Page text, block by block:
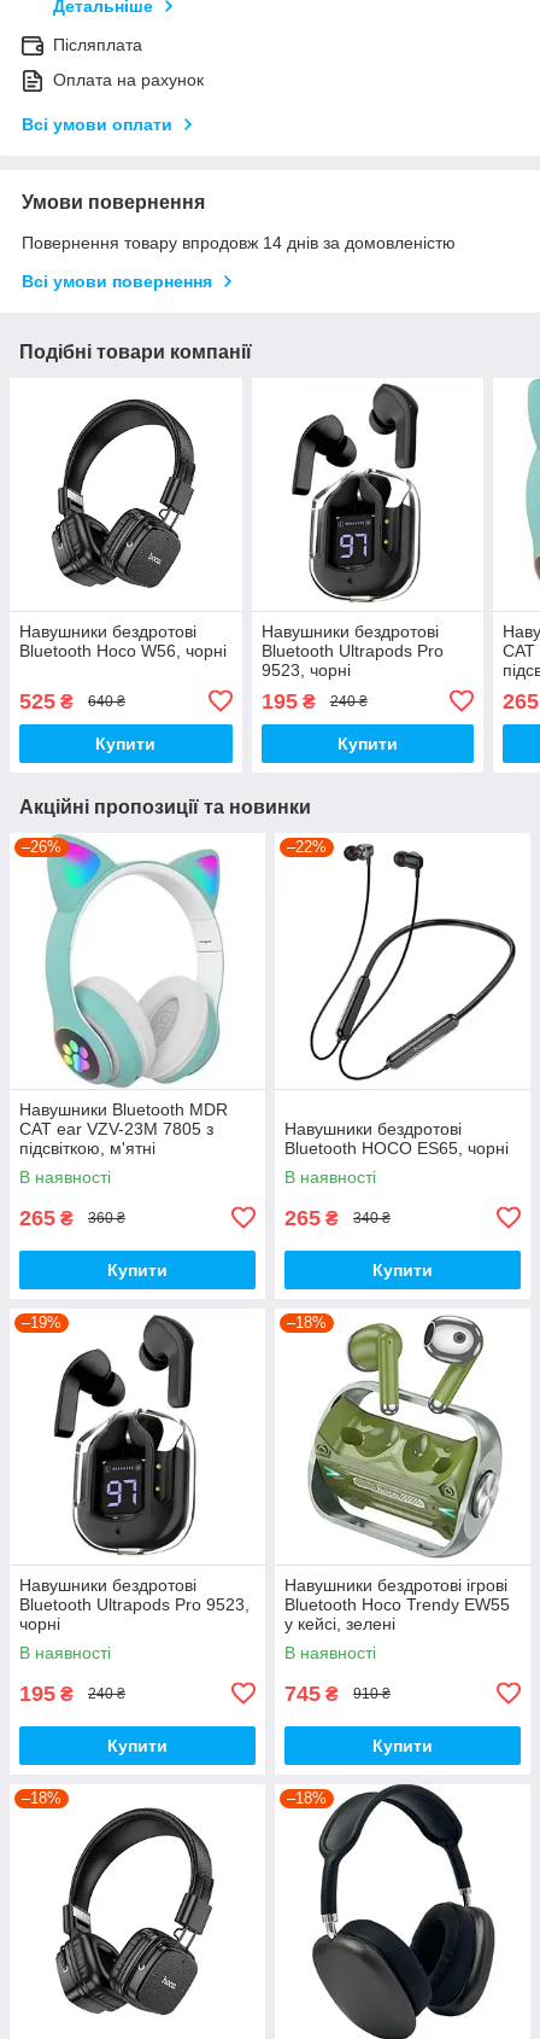
Детальніше
Післяплата
Оплата на рахунок
Всі умови оплати
Умови повернення
Повернення товару впродовж 14 днів за домовленістю
Всі умови повернення
Подібні товари компанії
Навушники бездротові
Bluetooth Hoco W56, чорні
525 ₴ 640 ₴
Купити
Навушники бездротові
Bluetooth Ultrapods Pro
9523, чорні
195₴ 240 ₴
Купити
265
Акційні пропозиції та новинки
–26%
Навушники Bluetooth MDR
CAT ear VZV-23M 7805 з
підсвіткою, м'ятні
В наявності
265 ₴ 360 ₴
Купити
–22%
Навушники бездротові
Bluetooth HOCO ES65, чорні
В наявності
265 ₴ 340 ₴
Купити
–19%
Навушники бездротові
Bluetooth Ultrapods Pro 9523,
чорні
В наявності
195 ₴ 240 ₴
Купити
–18%
Навушники бездротові ігрові
Bluetooth Hoco Trendy EW55
у кейсі, зелені
В наявності
745 ₴ 910 ₴
Купити
–18% –18%